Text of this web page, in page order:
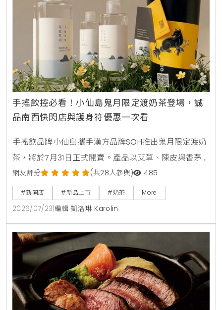
手搖飲控必看！小仙島鬼月限定渡奶茶登場，誠
品南西快閃店與護身符優惠一次看
手搖飲品牌小仙島攜手漢方品牌SOH推出鬼月限定渡奶
茶，將於7月31日正式開賣。產品以艾草、陳皮與香茅
等草本食材入茶，帶給讀者清爽去悶的全新風味。同步
登場的還有誠品生活台北南西店快閃店，以及與
Allumer Dessert合作的中秋甜點禮盒，提供豐富的生
活體驗與門市優惠。
網友評分 (共28人參與) 485
#新開店 #新品上市 #奶茶 More
2026/07/23 編輯 凱洛琳 Karolin